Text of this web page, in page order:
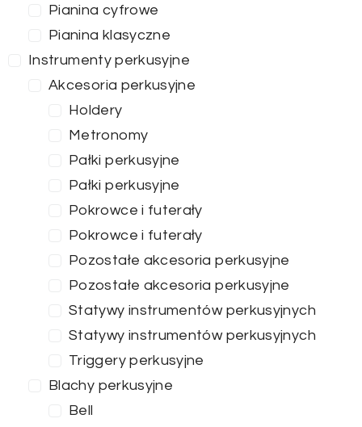
Pianina cyfrowe
Pianina klasyczne
Instrumenty perkusyjne
Akcesoria perkusyjne
Holdery
Metronomy
Pałki perkusyjne
Pałki perkusyjne
Pokrowce i futerały
Pokrowce i futerały
Pozostałe akcesoria perkusyjne
Pozostałe akcesoria perkusyjne
Statywy instrumentów perkusyjnych
Statywy instrumentów perkusyjnych
Triggery perkusyjne
Blachy perkusyjne
Bell